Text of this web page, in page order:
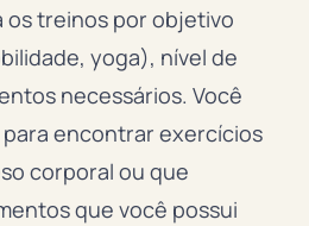
os treinos por objetivo
yoga), nível de
necessários. Você
encontrar exercícios
corporal ou que
que você possui